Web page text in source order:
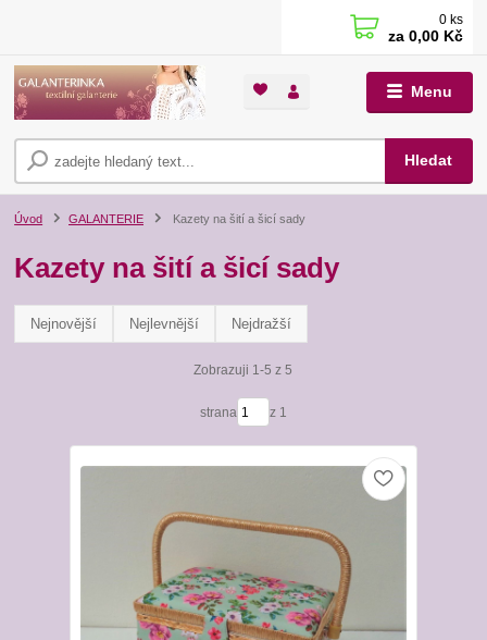
Menu
Hledat
0 ks
za 0,00 Kč
Úvod GALANTERIE Kazety na šití a šicí sady
Kazety na šití a šicí sady
Nejnovější Nejlevnější Nejdražší
Zobrazuji 1-5 z 5
strana z 1